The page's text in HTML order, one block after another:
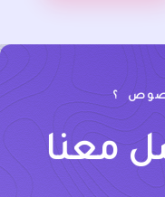
؟
معنا